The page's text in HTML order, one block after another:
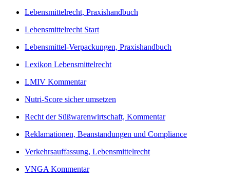
Lebensmittelrecht, Praxishandbuch
Lebensmittelrecht Start
Lebensmittel-Verpackungen, Praxishandbuch
Lexikon Lebensmittelrecht
LMIV Kommentar
Nutri-Score sicher umsetzen
Recht der Süßwarenwirtschaft, Kommentar
Reklamationen, Beanstandungen und Compliance
Verkehrsauffassung, Lebensmittelrecht
VNGA Kommentar